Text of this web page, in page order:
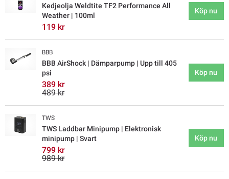
Kedjeolja Weldtite TF2 Performance All
Weather | 100ml
119 kr
Köp nu
BBB
BBB AirShock | Dämparpump | Upp till 405
psi
389 kr
489 kr
Köp nu
TWS
TWS Laddbar Minipump | Elektronisk
minipump | Svart
799 kr
989 kr
Köp nu